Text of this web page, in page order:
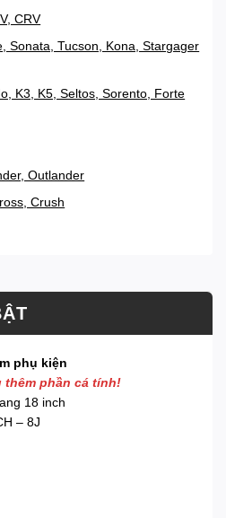
CRV
Sonata, Tucson, Kona, Stargager
K3, K5, Seltos, Sorento, Forte
Outlander
Crush
phụ kiện
thêm phần cá tính!
18 inch
– 8J